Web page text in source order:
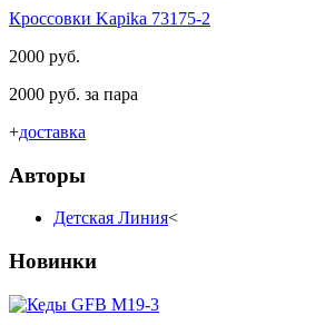
Кроссовки Kapika 73175-2
2000 руб.
2000 руб. за пара
+доставка
Авторы
Детская Линия<
Новинки